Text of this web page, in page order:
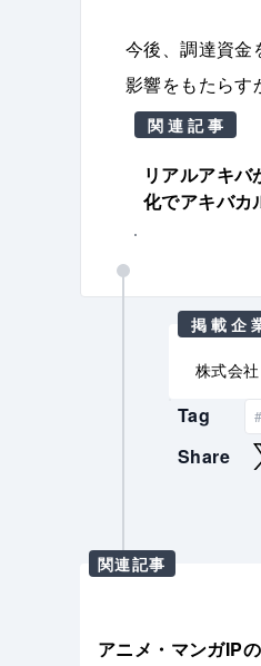
今後、調達資金
影響をもたらす
関連記事
リアルアキ
化でアキバカ
掲載企
株式会
Tag #
Share
関連記事
アニメ・マンガIP